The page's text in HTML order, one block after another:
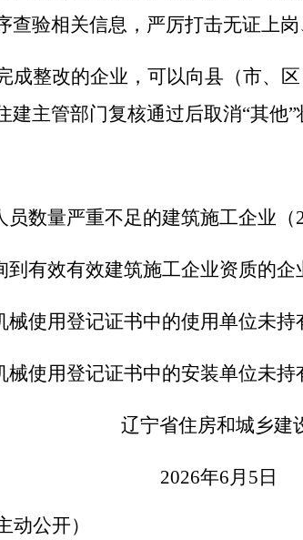
查验相关信息，严厉打击无证上岗
成整改的企业，可以向县（市、
建主管部门复核通过后取消“其他”
员数量严重不足的建筑施工企业（
到有效有效建筑施工企业资质的企
械使用登记证书中的使用单位未
械使用登记证书中的安装单位未
辽宁省住房和城乡建
2026年6月 5 日
动公开）